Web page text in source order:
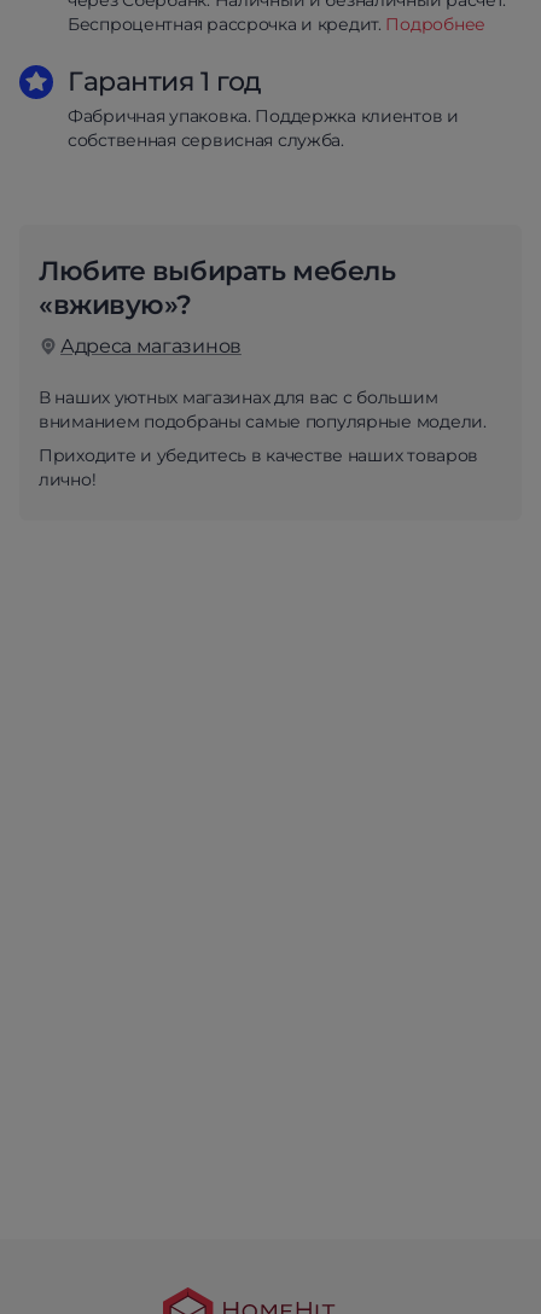
Беспроцентная рассрочка и кредит. Подробнее
Гарантия 1 год
Фабричная упаковка. Поддержка клиентов и
собственная сервисная служба.
Любите выбирать мебель
«вживую»?
Адреса магазинов
В наших уютных магазинах для вас с большим
вниманием подобраны самые популярные модели.
Приходите и убедитесь в качестве наших товаров
лично!